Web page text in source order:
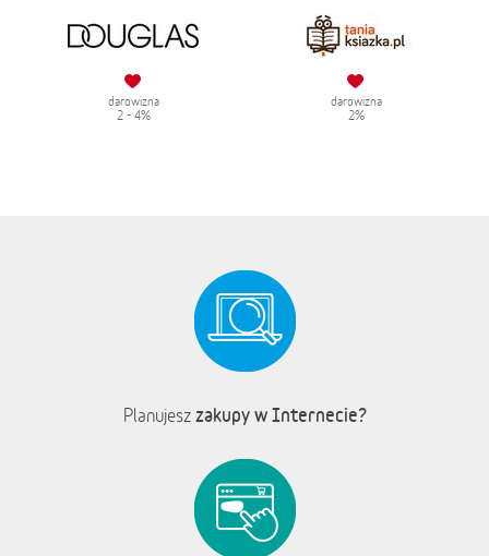
darowizna
2 - 4%
darowizna
2%
Planujesz zakupy w Internecie?